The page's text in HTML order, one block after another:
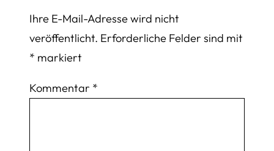
Ihre E-Mail-Adresse wird nicht
veröffentlicht. Erforderliche Felder sind mit
* markiert
Kommentar *